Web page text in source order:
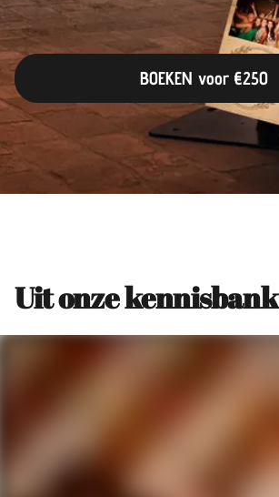
BOEKEN voor €250
Uit onze kennisbank